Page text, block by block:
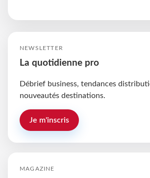
NEWSLETTER
La quotidienne pro
Débrief business, tendances
nouveautés destinations.
Je m'inscris
MAGAZINE